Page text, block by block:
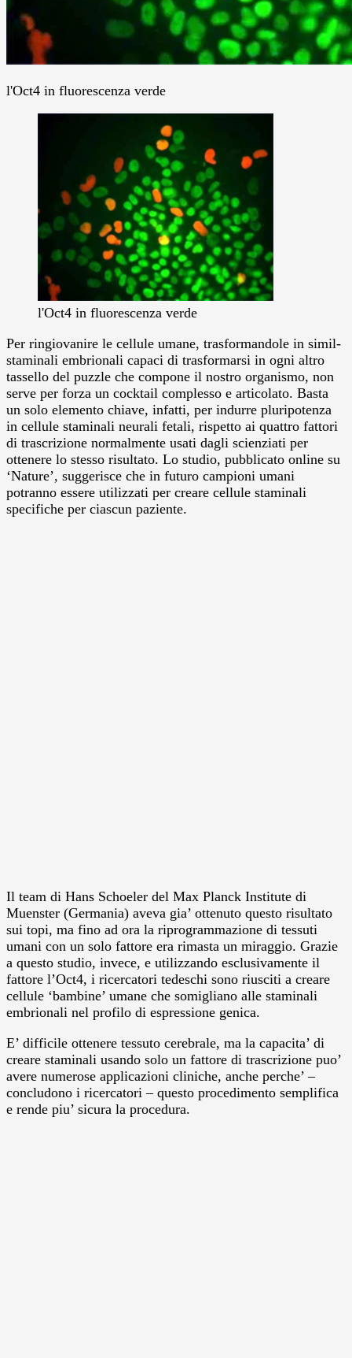
l'Oct4 in fluorescenza verde
l'Oct4 in fluorescenza verde
Per ringiovanire le cellule umane, trasformandole in simil-
staminali embrionali capaci di trasformarsi in ogni altro
tassello del puzzle che compone il nostro organismo, non
serve per forza un cocktail complesso e articolato. Basta
un solo elemento chiave, infatti, per indurre pluripotenza
in cellule staminali neurali fetali, rispetto ai quattro fattori
di trascrizione normalmente usati dagli scienziati per
ottenere lo stesso risultato. Lo studio, pubblicato online su
‘Nature’, suggerisce che in futuro campioni umani
potranno essere utilizzati per creare cellule staminali
specifiche per ciascun paziente.
Il team di Hans Schoeler del Max Planck Institute di
Muenster (Germania) aveva gia’ ottenuto questo risultato
sui topi, ma fino ad ora la riprogrammazione di tessuti
umani con un solo fattore era rimasta un miraggio. Grazie
a questo studio, invece, e utilizzando esclusivamente il
fattore l’Oct4, i ricercatori tedeschi sono riusciti a creare
cellule ‘bambine’ umane che somigliano alle staminali
embrionali nel profilo di espressione genica.
E’ difficile ottenere tessuto cerebrale, ma la capacita’ di
creare staminali usando solo un fattore di trascrizione puo’
avere numerose applicazioni cliniche, anche perche’ –
concludono i ricercatori – questo procedimento semplifica
e rende piu’ sicura la procedura.